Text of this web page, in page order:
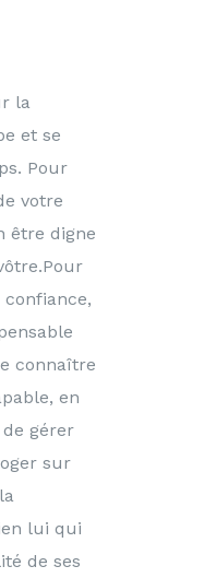
la
et se
Pour
votre
être digne
connaître
en
gérer
sur
lui qui
de ses